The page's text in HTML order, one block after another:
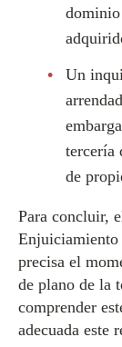
dominio
Un
tercería
de
Para concluir,
Enjuiciamiento
precisa el
de plano de la
comprender
adecuada este